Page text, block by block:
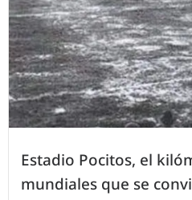
Estadio Pocitos, el
mundiales que se